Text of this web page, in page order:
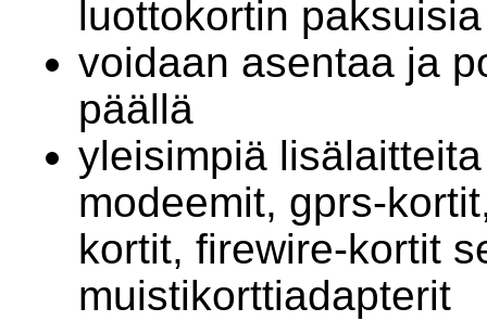
luottokortin paksuisia
voidaan asentaa ja
päällä
yleisimpiä
modeemit, gprs-
kortit, firewire-kortit
muistikorttiadapterit